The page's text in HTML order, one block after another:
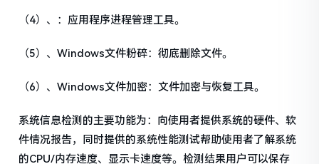
（4）、：应用程序进程管理工具。
（5）、Windows文件粉碎：彻底删除文件。
（6）、Windows文件加密：文件加密与恢复工具。
系统信息检测的主要功能为：向使用者提供系统的硬件、软
件情况报告，同时提供的系统性能测试帮助使用者了解系统
的CPU/内存速度、显示卡速度等。检测结果用户可以保存